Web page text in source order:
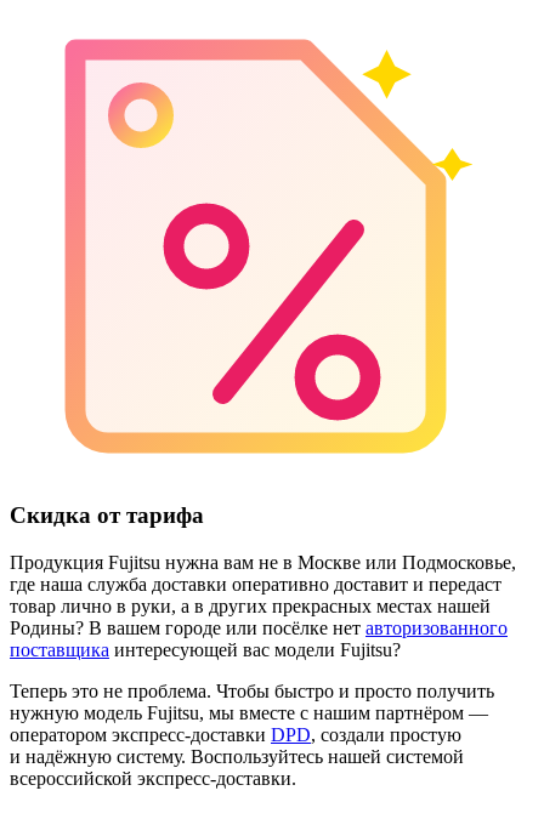
Скидка от тарифа
Продукция Fujitsu нужна вам не в Москве или Подмосковье,
где наша служба доставки оперативно доставит и передаст
товар лично в руки, а в других прекрасных местах нашей
Родины? В вашем городе или посёлке нет авторизованного
поставщика интересующей вас модели Fujitsu?
Теперь это не проблема. Чтобы быстро и просто получить
нужную модель Fujitsu, мы вместе с нашим партнёром —
оператором экспресс-доставки DPD, создали простую
и надёжную систему. Воспользуйтесь нашей системой
всероссийской экспресс-доставки.